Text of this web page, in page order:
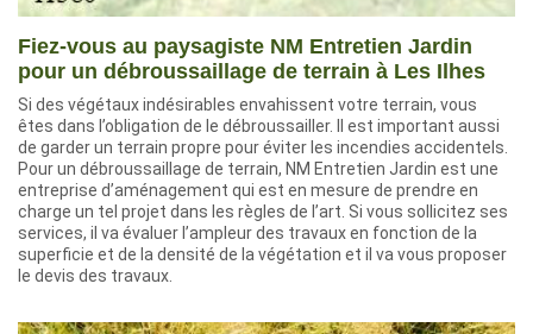
Fiez-vous au paysagiste NM Entretien Jardin
pour un débroussaillage de terrain à Les Ilhes
Si des végétaux indésirables envahissent votre terrain, vous
êtes dans l’obligation de le débroussailler. Il est important aussi
de garder un terrain propre pour éviter les incendies accidentels.
Pour un débroussaillage de terrain, NM Entretien Jardin est une
entreprise d’aménagement qui est en mesure de prendre en
charge un tel projet dans les règles de l’art. Si vous sollicitez ses
services, il va évaluer l’ampleur des travaux en fonction de la
superficie et de la densité de la végétation et il va vous proposer
le devis des travaux.